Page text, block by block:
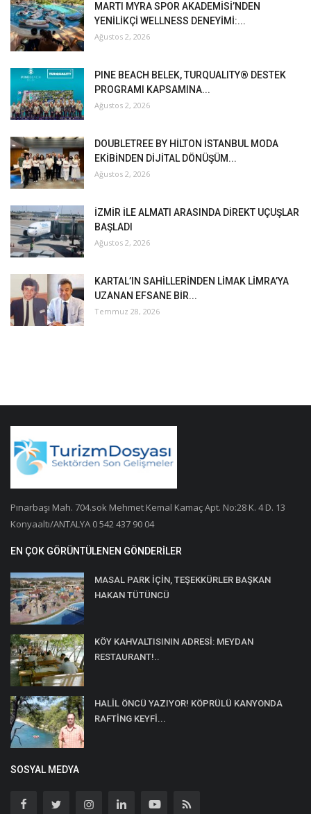
MARTI MYRA SPOR AKADEMİSİ’NDEN
YENİLİKÇİ WELLNESS DENEYİMİ:...
Ağustos 2, 2026
PINE BEACH BELEK, TURQUALITY® DESTEK
PROGRAMI KAPSAMINA...
Ağustos 2, 2026
DOUBLETREE BY HİLTON İSTANBUL MODA
EKİBİNDEN DİJİTAL DÖNÜŞÜM...
Ağustos 2, 2026
İZMİR İLE ALMATI ARASINDA DİREKT UÇUŞLAR
BAŞLADI
Ağustos 2, 2026
KARTAL’IN SAHİLLERİNDEN LİMAK LİMRA’YA
UZANAN EFSANE BİR...
Temmuz 28, 2026
Pınarbaşı Mah. 704.sok Mehmet Kemal Kamaç Apt. No:28 K. 4 D. 13
Konyaaltı/ANTALYA 0 542 437 90 04
EN ÇOK GÖRÜNTÜLENEN GÖNDERILER
MASAL PARK İÇİN, TEŞEKKÜRLER BAŞKAN
HAKAN TÜTÜNCÜ
KÖY KAHVALTISININ ADRESİ: MEYDAN
RESTAURANT!..
HALİL ÖNCÜ YAZIYOR! KÖPRÜLÜ KANYONDA
RAFTİNG KEYFİ...
SOSYAL MEDYA